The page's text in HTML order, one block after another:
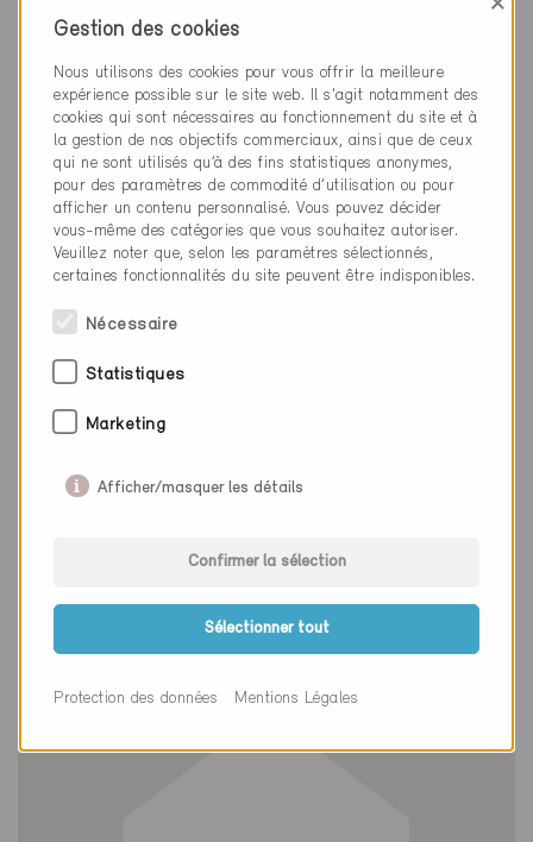
BE-669-P
Minergie-P
Administration / Industrie
Gestion des cookies
Nous utilisons des cookies pour vous offrir la meilleure
expérience possible sur le site web. Il s'agit notamment des
cookies qui sont nécessaires au fonctionnement du site et à
la gestion de nos objectifs commerciaux, ainsi que de ceux
qui ne sont utilisés qu’à des fins statistiques anonymes,
pour des paramètres de commodité d’utilisation ou pour
afficher un contenu personnalisé. Vous pouvez décider
vous-même des catégories que vous souhaitez autoriser.
Veuillez noter que, selon les paramètres sélectionnés,
certaines fonctionnalités du site peuvent être indisponibles.
Nécessaire
Statistiques
Marketing
Afficher/masquer les détails
Confirmer la sélection
Sélectionner tout
Protection des données Mentions Légales